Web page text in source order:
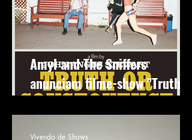
Amyl and The Sniffers
anunciam filme-show "Truth Or
Consequence" com exibição
em São Paulo
Vivendo de Shows